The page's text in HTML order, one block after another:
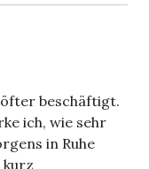
beschäftigt.
ich, wie sehr
in Ruhe
kurz